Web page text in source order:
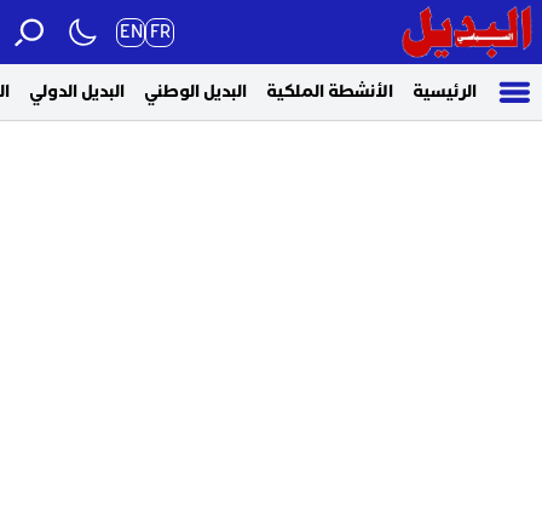
FR
EN
الرئيسية الأنشطة الملكية البديل الوطني البديل الدولي